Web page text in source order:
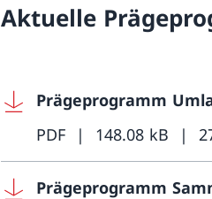
Aktuelle
Prägeprogramm
PDF
148.08 kB
Prägeprogramm